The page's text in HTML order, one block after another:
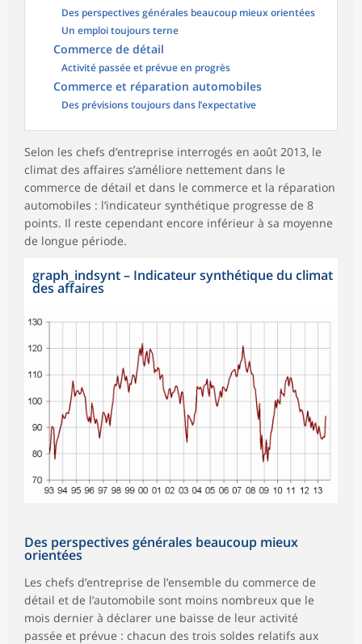
Des perspectives générales beaucoup mieux orientées
Un emploi toujours terne
Commerce de détail
Activité passée et prévue en progrès
Commerce et réparation automobiles
Des prévisions toujours dans l’expectative
Selon les chefs d’entreprise interrogés en août 2013, le
climat des affaires s’améliore nettement dans le
commerce de détail et dans le commerce et la réparation
automobiles : l’indicateur synthétique progresse de 8
points. Il reste cependant encore inférieur à sa moyenne
de longue période.
graph_indsynt– Indicateur synthétique du climat
des affaires
Des perspectives générales beaucoup mieux
orientées
Les chefs d’entreprise de l’ensemble du commerce de
détail et de l’automobile sont moins nombreux que le
mois dernier à déclarer une baisse de leur activité
passée et prévue : chacun des trois soldes relatifs aux